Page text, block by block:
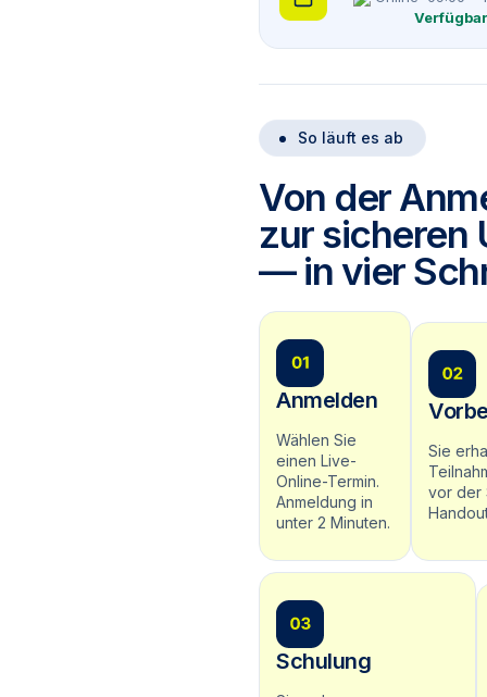
Verfügbar
So läuft es ab
Von der
zur sicheren
— in vier
Anmelden
Wählen Sie
einen Live-
Online-Termin.
Anmeldung in
unter 2 Minuten.
Sie
vor der
Schulung